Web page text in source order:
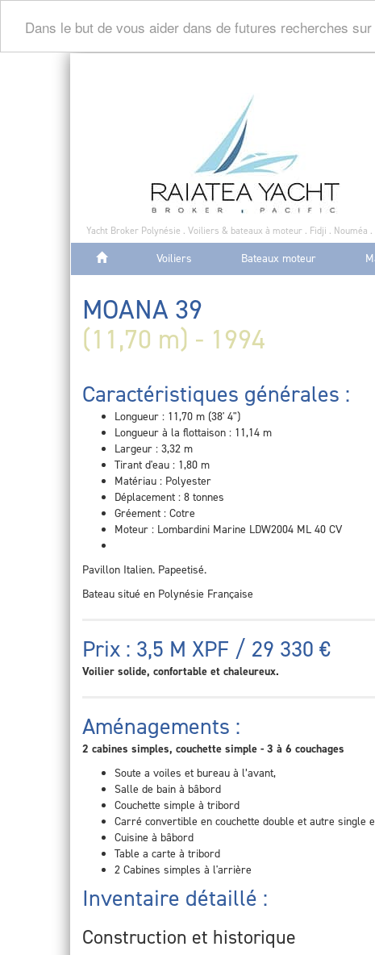
Dans le but de vous aider dans de futures recherches
Yacht Broker Polynésie . Voiliers & bateaux à moteur . Fidji . Nouméa .
Voiliers
Bateaux moteur
MOANA 39
(11,70 m) - 1994
Caractéristiques générales :
Longueur : 11,70 m (38' 4")
Longueur à la flottaison : 11,14 m
Largeur : 3,32 m
Tirant d'eau : 1,80 m
Matériau : Polyester
Déplacement : 8 tonnes
Gréement : Cotre
Moteur : Lombardini Marine LDW2004 ML 40 CV
Pavillon Italien. Papeetisé.
Bateau situé en Polynésie Française
Prix : 3,5 M XPF / 29 330 €
Voilier solide, confortable et chaleureux.
Aménagements :
2 cabines simples, couchette simple - 3 à 6 couchages
Soute a voiles et bureau à l’avant,
Salle de bain à bâbord
Couchette simple à tribord
Carré convertible en couchette double et autre single
Cuisine à bâbord
Table a carte à tribord
2 Cabines simples à l'arrière
Inventaire détaillé :
Construction et historique